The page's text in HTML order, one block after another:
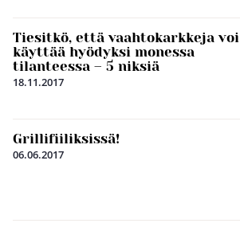
Tiesitkö, että vaahtokarkkeja voi
käyttää hyödyksi monessa
tilanteessa – 5 niksiä
18.11.2017
Grillifiiliksissä!
06.06.2017